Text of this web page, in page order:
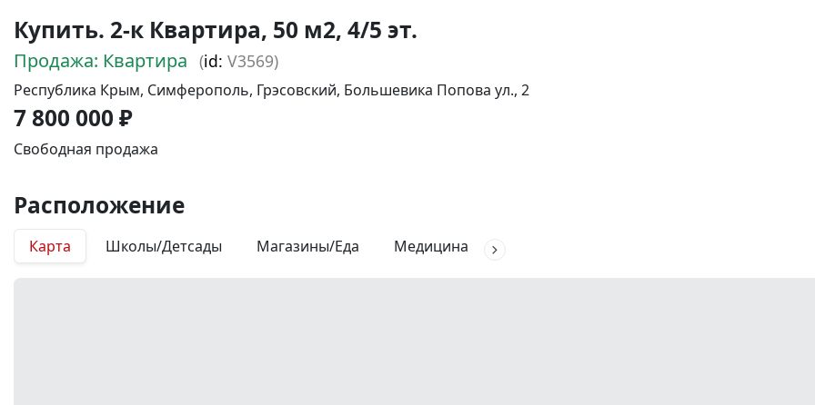
Купить. 2-к Квартира, 50 м2, 4/5 эт.
Продажа: Квартира (id: V3569)
Республика Крым, Симферополь, Грэсовский, Большевика Попова ул., 2
7 800 000 ₽
Свободная продажа
Расположение
Карта Школы/Детсады Магазины/Еда Медицина